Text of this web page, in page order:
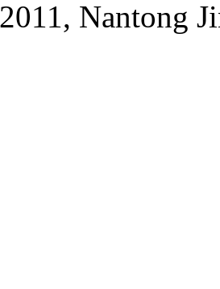
Nantong